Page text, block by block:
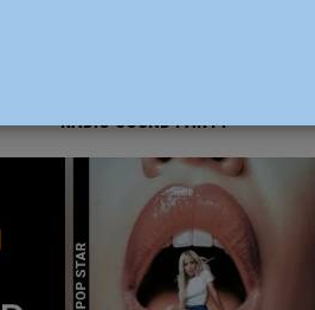
RADIO SOUND PARTY